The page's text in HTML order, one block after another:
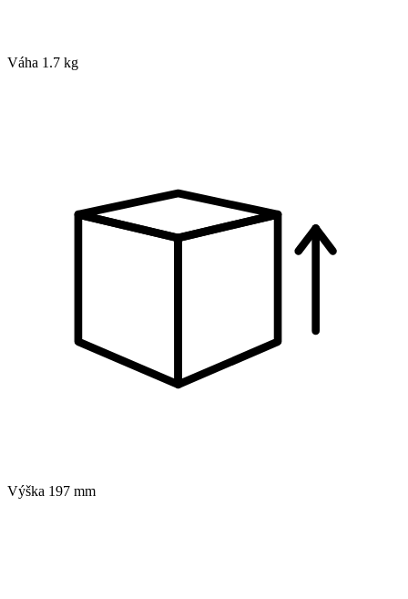
Váha 1.7 kg
Výška 197 mm